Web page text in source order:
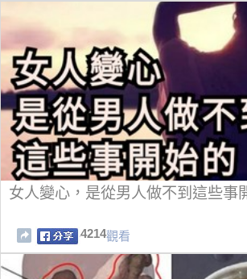
女人變心，是從男人做不到這些事
4214觀看